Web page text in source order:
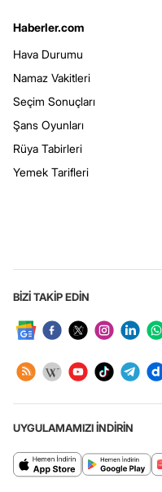
Haberler.com
Hava Durumu
Namaz Vakitleri
Seçim Sonuçları
Şans Oyunları
Rüya Tabirleri
Yemek Tarifleri
BİZİ TAKİP EDİN
UYGULAMAMIZI İNDİRİN